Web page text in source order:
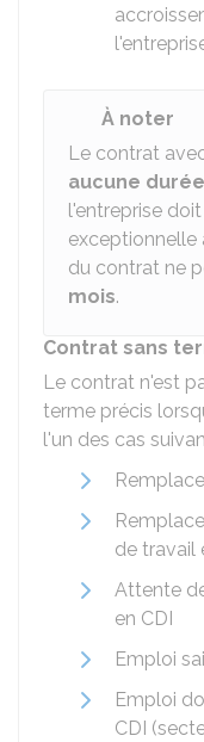
À noter
Le contrat
aucune
l'entreprise
exceptionnelle
du contrat ne
mois.
Contrat sans
Le contrat n'est
terme précis
l'un des cas
de travail
Attente
en CDI
Emploi
Emploi
CDI